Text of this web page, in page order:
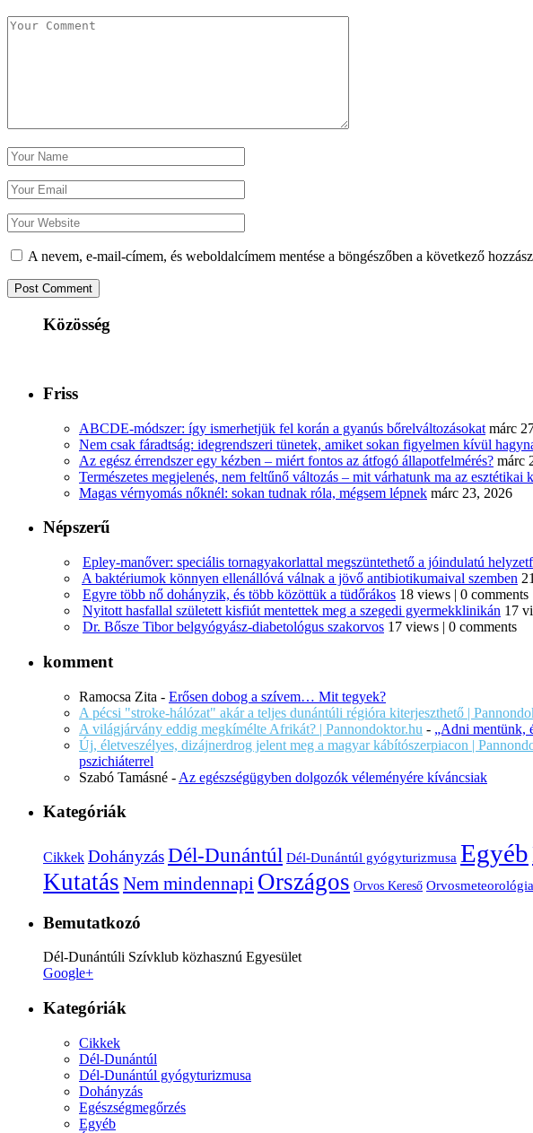
A nevem, e-mail-címem, és weboldalcímem mentése a böngészőben a következő
Közösség
Friss
ABCDE‑módszer: így ismerhetjük fel korán a gyanús bőrelváltozásokat márc
Nem csak fáradtság: idegrendszeri tünetek, amiket sokan figyelmen kívül
Az egész érrendszer egy kézben – miért fontos az átfogó állapotfelmérés? márc
Természetes megjelenés, nem feltűnő változás – mit várhatunk ma az esztétikai
Magas vérnyomás nőknél: sokan tudnak róla, mégsem lépnek márc 23, 2026
Népszerű
Epley-manőver: speciális tornagyakorlattal megszüntethető a jóindulatú
A baktériumok könnyen ellenállóvá válnak a jövő antibiotikumaival szemben
Egyre több nő dohányzik, és több közöttük a tüdőrákos 18 views | 0 comments
Nyitott hasfallal született kisfiút mentettek meg a szegedi gyermekklinikán 17
Dr. Bősze Tibor belgyógyász-diabetológus szakorvos 17 views | 0 comments
komment
Ramocsa Zita - Erősen dobog a szívem… Mit tegyek?
A pécsi "stroke-hálózat" akár a teljes dunántúli régióra kiterjeszthető |
A világjárvány eddig megkímélte Afrikát? | Pannondoktor.hu - „Adni mentünk,
Új, életveszélyes, dizájnerdrog jelent meg a magyar kábítószerpiacon |
pszichiáterrel
Szabó Tamásné - Az egészségügyben dolgozók véleményére kíváncsiak
Kategóriák
Cikkek DohányzásDél-Dunántúl Dél-Dunántúl gyógyturizmusa Egyéb
Kutatás Nem mindennapi Országos Orvos Kereső Orvosmeteorológia
Bemutatkozó
Dél-Dunántúli Szívklub közhasznú Egyesület
Google+
Kategóriák
Cikkek
Dél-Dunántúl
Dél-Dunántúl gyógyturizmusa
Dohányzás
Egészségmegőrzés
Egyéb